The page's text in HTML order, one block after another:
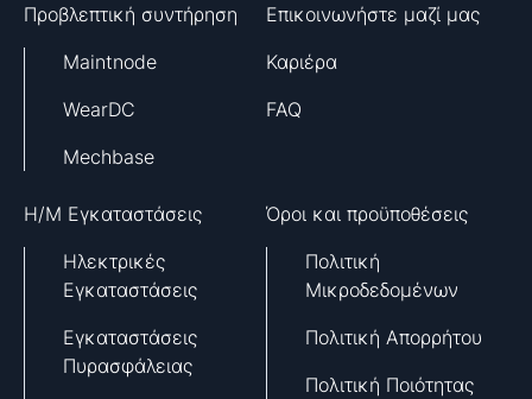
Προβλεπτική συντήρηση
Maintnode
WearDC
Mechbase
H/M Εγκαταστάσεις
Ηλεκτρικές
Εγκαταστάσεις
Εγκαταστάσεις
Πυρασφάλειας
Επικοινωνήστε μαζί μας
Καριέρα
FAQ
Όροι και προϋποθέσεις
Πολιτική
Μικροδεδομένων
Πολιτική Απορρήτου
Πολιτική Ποιότητας